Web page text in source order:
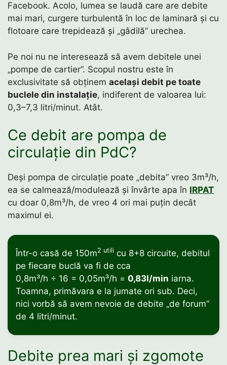
Facebook. Acolo, lumea se laudă care are debite
mai mari, curgere turbulentă în loc de laminară și cu
flotoare care trepidează și „gâdilă” urechea.
Pe noi nu ne interesează să avem debitele unei
„pompe de cartier”. Scopul nostru este în
exclusivitate să obținem același debit pe toate
buclele din instalație, indiferent de valoarea lui:
0,3–7,3 litri/minut. Atât.
Ce debit are pompa de
circulație din PdC?
Deși pompa de circulație poate „debita” vreo 3m³/h,
ea se calmează/modulează și învârte apa în IRPAT
cu doar 0,8m³/h, de vreo 4 ori mai puțin decât
maximul ei.
Într-o casă de 150m2 utili cu 8+8 circuite, debitul
pe fiecare buclă va fi de cca
0,8m³/h ÷ 16 = 0,05m³/h = 0,83l/min iarna.
Toamna, primăvara e la jumate ori sub. Deci,
nici vorbă să avem nevoie de debite „de forum”
de 4 litri/minut.
Debite prea mari și zgomote